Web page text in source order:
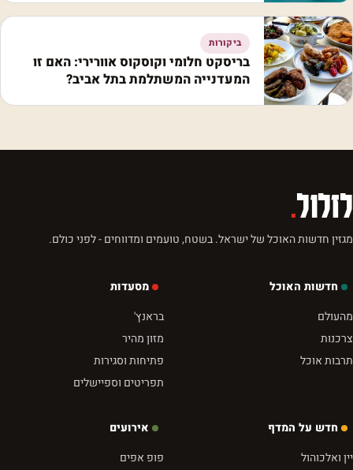
ביקורות
בריסקט חלומי וקוסקוס אוורירי: האם זו
המעדנייה המשתלמת בתל אביב?
לזלול.
מגזין חדשות האוכל של ישראל. בשטח, טועמים ומדווחים - לפני כולם.
חדשות האוכל
מהעולם
צרכנות
תרבות אוכל
מסעדות
בראנץ'
מזון מהיר
פתיחות וסגירות
תפריטים וספיישלים
חדש על המדף
יין ואלכוהול
אירועים
פופ אפים